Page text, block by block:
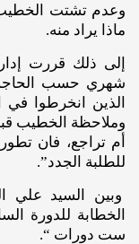
وعدم تشتت الخطيب
ماذا يراد منه.
إلى ذلك قررت
شهري حسب الحاجة
الذين انخرطوا في
وملاحظة الخطيب
أم تراجع، فان
للطلبة الجدد”.
وبين السيد علي
الخطابة للدورة
ست دورات “.